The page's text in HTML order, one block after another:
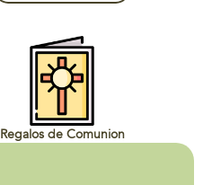
Regalos de Comunion